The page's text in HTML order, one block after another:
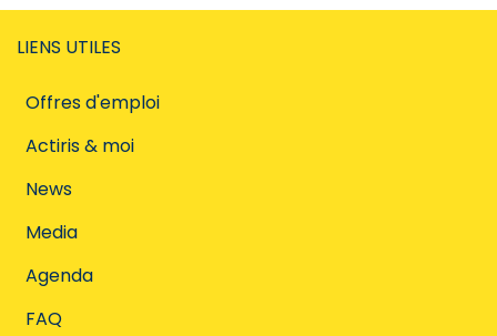
LIENS UTILES
Offres d'emploi
Actiris & moi
News
Media
Agenda
FAQ